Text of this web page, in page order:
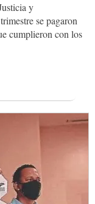
y
se pagaron
cumplieron con los